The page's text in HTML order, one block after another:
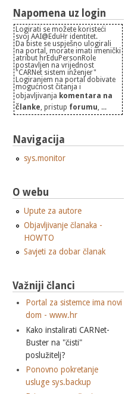
Napomena uz login
Logirati se možete koristeći
svoj AAI@EduHr identitet.
Da biste se uspješno ulogirali
na portal, morate imati imenički
atribut hrEduPersonRole
postavljen na vrijednost
"CARNet sistem inženjer"
Logiranjem na portal dobivate
mogućnost čitanja i
objavljivanja komentara na
članke, pristup forumu, ...
Navigacija
sys.monitor
O webu
Upute za autore
Objavljivanje članaka -
HOWTO
Savjeti za dobar članak
Važniji članci
Portal za sistemce ima novi
dom - www.hr
Kako instalirati CARNet-
Buster na "čisti"
poslužitelj?
Ponovno pokretanje
usluge sys.backup